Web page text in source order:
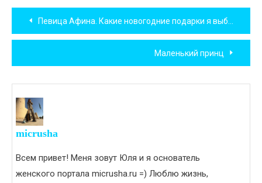
Навигация
по
записям
Певица Афина. Какие новогодние подарки я выбираю.
Маленький принц
micrusha
Всем привет! Меня зовут Юля и я основатель
женского портала micrusha.ru =) Люблю жизнь,